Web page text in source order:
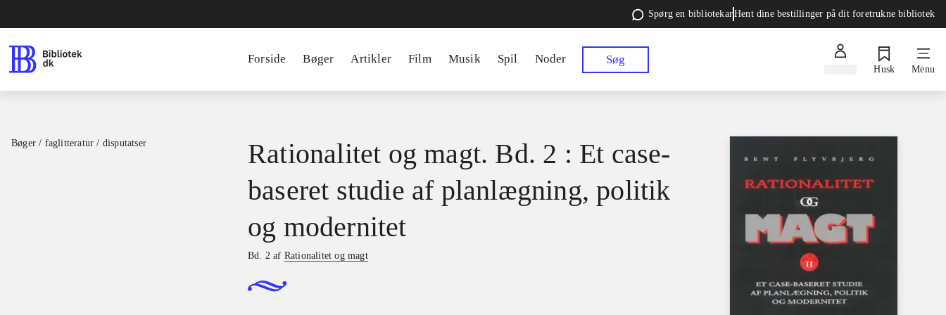
Spørg en bibliotekarHent dine bestillinger på dit foretrukne bibliotek
Forside Bøger Artikler Film Musik Spil Noder Søg
Husk Menu
Bøger / faglitteratur / disputatser
Rationalitet og magt. Bd. 2 : Et case-
baseret studie af planlægning, politik
og modernitet
Bd. 2 af Rationalitet og magt